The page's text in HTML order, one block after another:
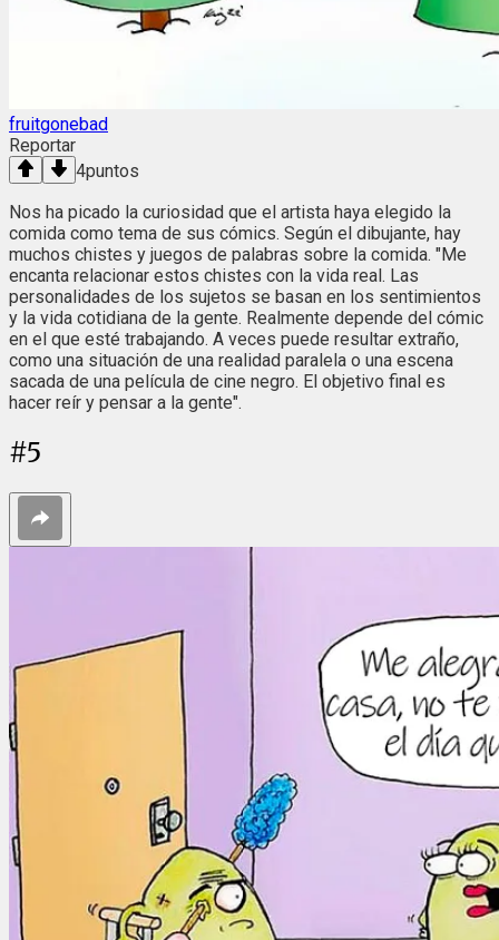
fruitgonebad
Reportar
4puntos
Nos ha picado la curiosidad que el artista haya elegido la
comida como tema de sus cómics. Según el dibujante, hay
muchos chistes y juegos de palabras sobre la comida. "Me
encanta relacionar estos chistes con la vida real. Las
personalidades de los sujetos se basan en los sentimientos
y la vida cotidiana de la gente. Realmente depende del cómic
en el que esté trabajando. A veces puede resultar extraño,
como una situación de una realidad paralela o una escena
sacada de una película de cine negro. El objetivo final es
hacer reír y pensar a la gente".
#5